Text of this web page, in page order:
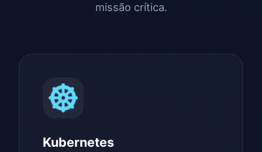
missão crítica.
Kubernetes